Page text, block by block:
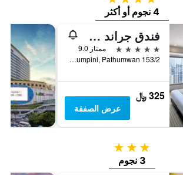
4 نجوم أو أكثر
فندق جراند سنتر بوينت راتشادامري في بانكوك
5 نجوم
ممتاز 9.0
153/2 Soi Mahatlek Luang 1, Ratchadamri Road, Lumpini, Pathumwan, بانكوك, تايلاند
325 ﷼
عرض الصفقة
3 نجوم
3 نجوم